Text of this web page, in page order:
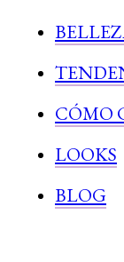
CÓMO
LOOKS
BLOG